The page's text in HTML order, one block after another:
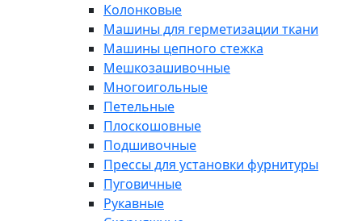
Колонковые
Машины для герметизации ткани
Машины цепного стежка
Мешкозашивочные
Многоигольные
Петельные
Плоскошовные
Подшивочные
Прессы для установки фурнитуры
Пуговичные
Рукавные